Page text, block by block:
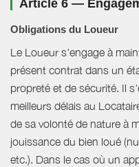
Article 6 —
Obligations du Loueur
Le Loueur s'engage à
présent contrat dans un
propreté et de sécurité. Il
meilleurs délais au
de sa volonté de nature à
jouissance du bien loué
etc.). Dans le cas où un